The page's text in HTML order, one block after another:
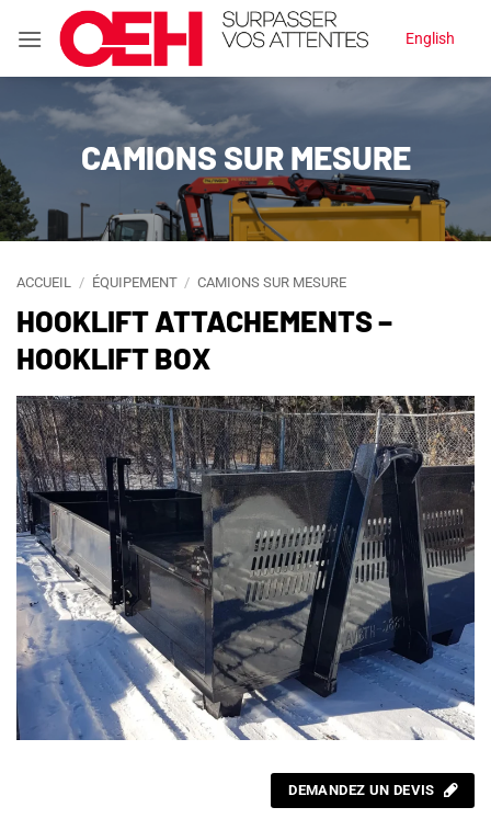
English
CAMIONS SUR MESURE
ACCUEIL / ÉQUIPEMENT / CAMIONS SUR MESURE
HOOKLIFT ATTACHEMENTS –
HOOKLIFT BOX
DEMANDEZ UN DEVIS